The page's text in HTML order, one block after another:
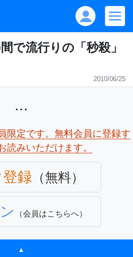
で流行りの「秒殺」
2010/06/25
...
限定です。無料会員に登録す
読みいただけます。
録 （無料）
（会員はこちらへ）
▲